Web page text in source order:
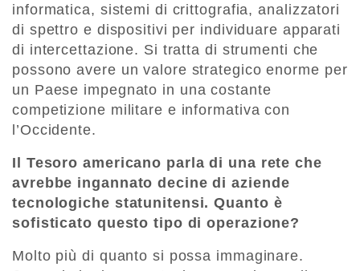
informatica, sistemi di crittografia, analizzatori
di spettro e dispositivi per individuare apparati
di intercettazione. Si tratta di strumenti che
possono avere un valore strategico enorme per
un Paese impegnato in una costante
competizione militare e informativa con
l’Occidente.
Il Tesoro americano parla di una rete che
avrebbe ingannato decine di aziende
tecnologiche statunitensi. Quanto è
sofisticato questo tipo di operazione?
Molto più di quanto si possa immaginare.